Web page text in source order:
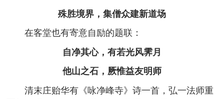
殊胜境界，集僧众建新道场
在客堂也有寄意自励的题联：
自净其心，有若光风霁月
他山之石，厥惟益友明师
清末庄贻华有《咏净峰寺》诗一首，弘一法师重